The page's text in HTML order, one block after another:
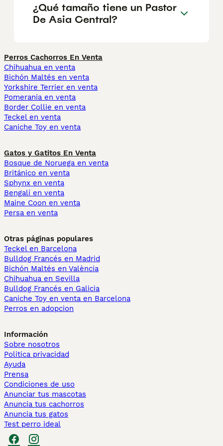
¿Qué tamaño tiene un Pastor
De Asia Central?
Perros Cachorros En Venta
Chihuahua en venta
Bichón Maltés en venta
Yorkshire Terrier en venta
Pomerania en venta
Border Collie en venta
Teckel en venta
Caniche Toy en venta
Gatos y Gatitos En Venta
Bosque de Noruega en venta
Británico en venta
Sphynx en venta
Bengalí en venta
Maine Coon en venta
Persa en venta
Otras páginas populares
Teckel en Barcelona
Bulldog Francés en Madrid
Bichón Maltés en València
Chihuahua en Sevilla
Bulldog Francés en Galicia
Caniche Toy en venta en Barcelona
Perros en adopcion
Información
Sobre nosotros
Politica privacidad
Ayuda
Prensa
Condiciones de uso
Anunciar tus mascotas
Anuncia tus cachorros
Anuncia tus gatos
Test perro ideal